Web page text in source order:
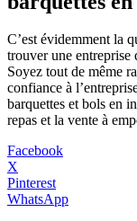
C’est évidemment la
trouver une entreprise
Soyez tout de même
confiance à
barquettes et bols en
repas et la vente à
Facebook
X
Pinterest
WhatsApp